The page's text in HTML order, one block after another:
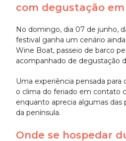
com degustação
No domingo, dia 07 de junho,
festival ganha um cenário
Wine Boat, passeio de barco
acompanhado de degustação
Uma experiência pensada
o clima do feriado em contato
enquanto aprecia algumas das
da península.
Onde se hospedar